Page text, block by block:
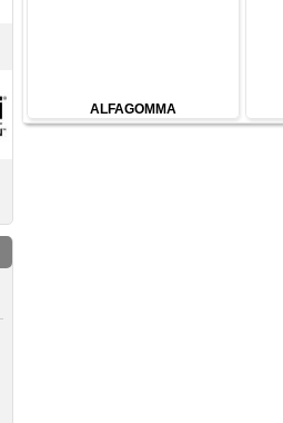
ALFAGOMMA